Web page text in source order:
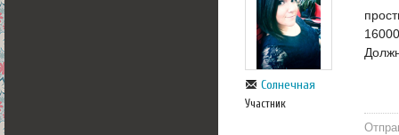
Солнечная
Участник